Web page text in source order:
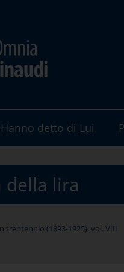
Hanno detto di Lui
della lira
trentennio (1893-1925), vol. VIII